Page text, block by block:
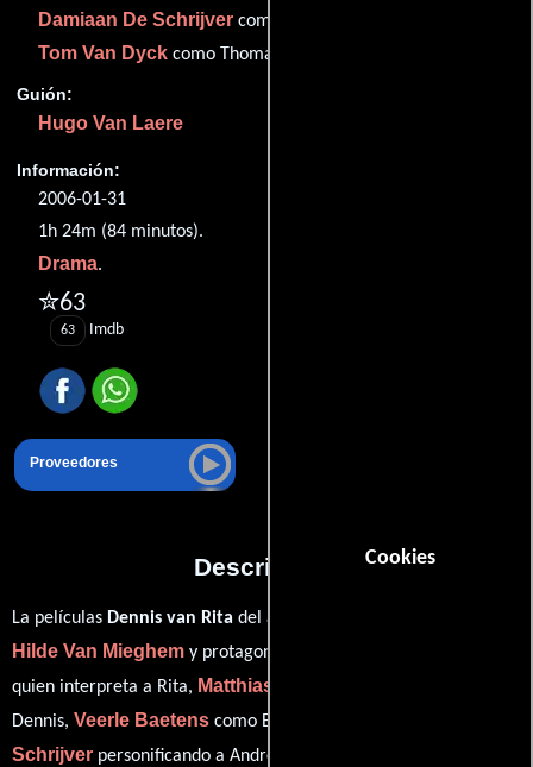
Cookies
Damiaan De Schrijver como Andre
Tom Van Dyck como Thomas
Guión:
Hugo Van Laere
Información:
2006-01-31
1h 24m (84 minutos).
Drama.
✮63
63 Imdb
Proveedores
Descripción
La películas Dennis van Rita del año 2006, está dirigida por
Hilde Van Mieghem y protagonizada por
quien interpreta a Rita, Matthias Schoenaerts
Dennis, Veerle Baetens como Barbara,
Schrijver personificando a Andre y